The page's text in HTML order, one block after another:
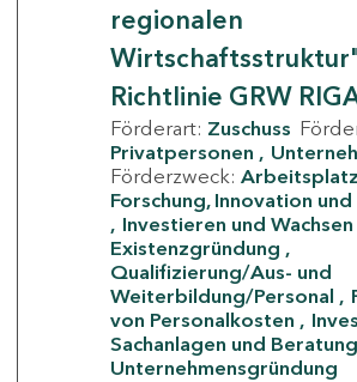
regionalen
Richtlinie GRW
Förderart: Zuschuss
Privatpersonen
Förderzweck:
Forschung, Innovation
Investieren und Wachsen
Existenzgründung
Qualifizierung/Aus- und
Weiterbildung/Personal
von Personalkosten
Sachanlagen und Beratung
Unternehmensgründung